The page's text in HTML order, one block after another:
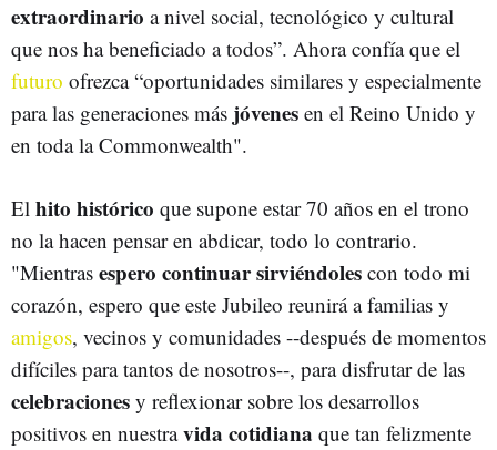
extraordinario a nivel social, tecnológico y cultural
que nos ha beneficiado a todos”. Ahora confía que el
futuro ofrezca “oportunidades similares y especialmente
para las generaciones más jóvenes en el Reino Unido y
en toda la Commonwealth".
El hito histórico que supone estar 70 años en el trono
no la hacen pensar en abdicar, todo lo contrario.
"Mientras espero continuar sirviéndoles con todo mi
corazón, espero que este Jubileo reunirá a familias y
amigos, vecinos y comunidades --después de momentos
difíciles para tantos de nosotros--, para disfrutar de las
celebraciones y reflexionar sobre los desarrollos
positivos en nuestravida cotidiana que tan felizmente